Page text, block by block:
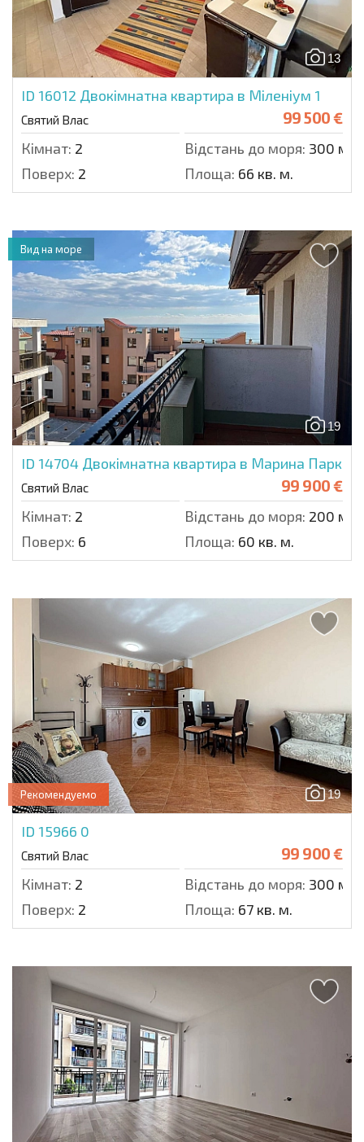
13
ID 16012 Двокімнатна квартира в Міленіум 1
Святий Влас 99 500 €
Кімнат: 2 Відстань до моря: 300 м.
Поверх: 2 Площа: 66 кв. м.
19
ID 14704 Двокімнатна квартира в Марина Парк
Святий Влас 99 900 €
Кімнат: 2 Відстань до моря: 200 м.
Поверх: 6 Площа: 60 кв. м.
Вид на море
19
Рекомендуемо
ID 15966 0
Святий Влас 99 900 €
Кімнат: 2 Відстань до моря: 300 м.
Поверх: 2 Площа: 67 кв. м.